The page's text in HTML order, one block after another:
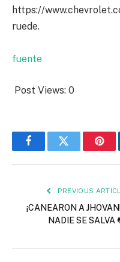
https://
ruede.
fuente
Post Views: 0
FacebookTwitter
PREVIOUS
¡CANEARON A JHOVAN!
NADIE SE SALVA